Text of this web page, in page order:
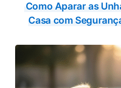
Como Aparar as
Casa com